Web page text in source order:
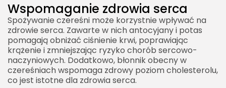
Wspomaganie zdrowia serca
Spożywanie czereśni może korzystnie wpływać na
zdrowie serca. Zawarte w nich antocyjany i potas
pomagają obniżać ciśnienie krwi, poprawiając
krążenie i zmniejszając ryzyko chorób sercowo-
naczyniowych. Dodatkowo, błonnik obecny w
czereśniach wspomaga zdrowy poziom cholesterolu,
co jest istotne dla zdrowia serca.